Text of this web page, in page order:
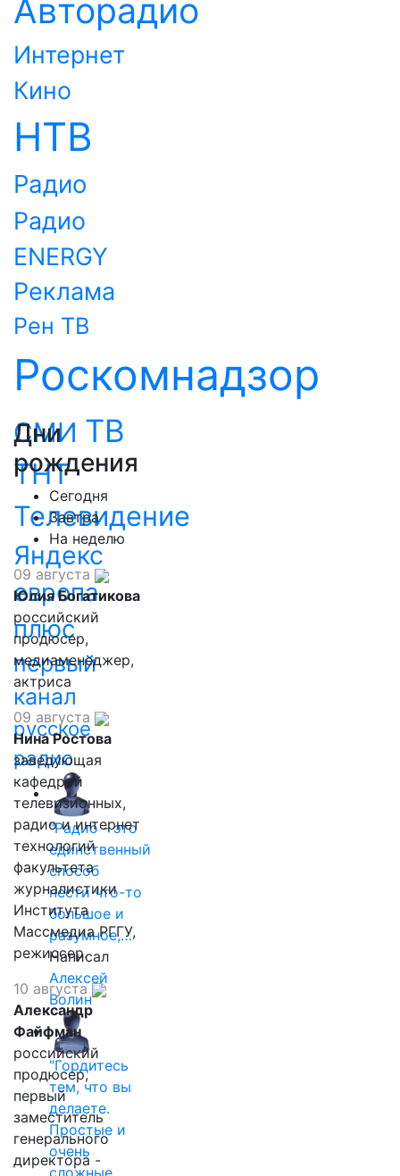
Авторадио
Интернет
Кино
НТВ
Радио
Радио
ENERGY
Реклама
Рен ТВ
Роскомнадзор
СМИ ТВ
ТНТ
Телевидение
Яндекс
европа
плюс
первый
канал
русское
радио
"Радио - это
единственный
способ
нести что-то
большое и
разумное,…
Написал
Алексей
Волин
"Гордитесь
тем, что вы
делаете.
Простые и
очень
сложные
Дни
рождения
Сегодня
Завтра
На неделю
09 августа
Юлия Богатикова
российский
продюсер,
медиаменеджер,
актриса
09 августа
Нина Ростова
заведующая
кафедрой
телевизионных,
радио и интернет
технологий
факультета
журналистики
Института
Массмедиа РГГУ,
режиссер.
10 августа
Александр
Файфман
российский
продюсер,
первый
заместитель
генерального
директора -